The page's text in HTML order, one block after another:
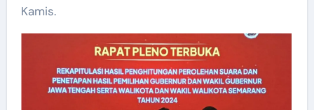
Kamis.